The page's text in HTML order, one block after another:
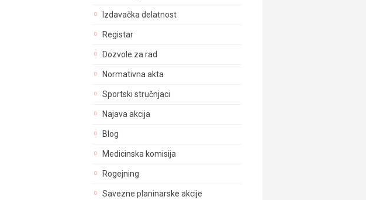
Izdavačka delatnost
Registar
Dozvole za rad
Normativna akta
Sportski stručnjaci
Najava akcija
Blog
Medicinska komisija
Rogejning
Savezne planinarske akcije